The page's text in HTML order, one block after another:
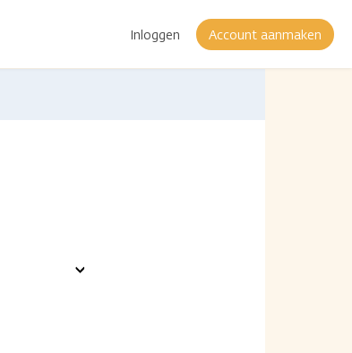
Inloggen Account aanmaken
Toon